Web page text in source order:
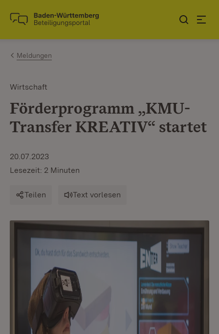
Zum Inhalt springen
Link zur Startseite
Meldungen
Wirtschaft
Förderprogramm „KMU-
Transfer KREATIV“ startet
20.07.2023
Lesezeit: 2 Minuten
Teilen Text vorlesen